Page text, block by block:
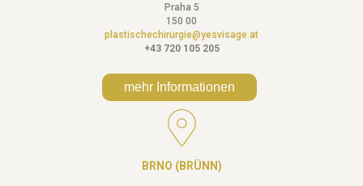
Praha 5
150 00
plastischechirurgie@yesvisage.at
+43 720 105 205
mehr Informationen
BRNO (BRÜNN)